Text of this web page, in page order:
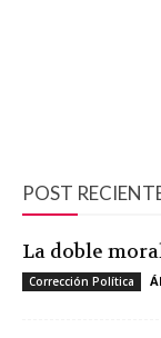
POST
La doble
Corrección Política